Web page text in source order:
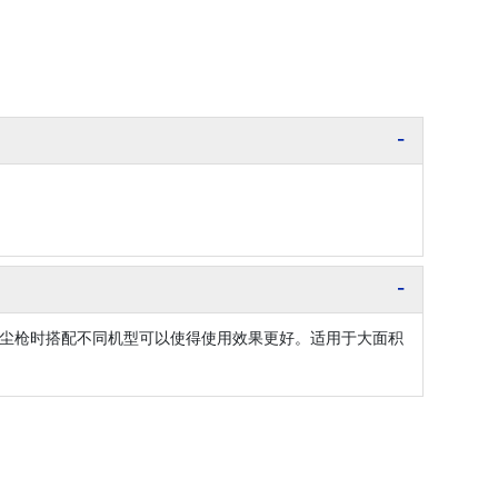
枪时搭配不同机型可以使得使用效果更好。适用于大面积